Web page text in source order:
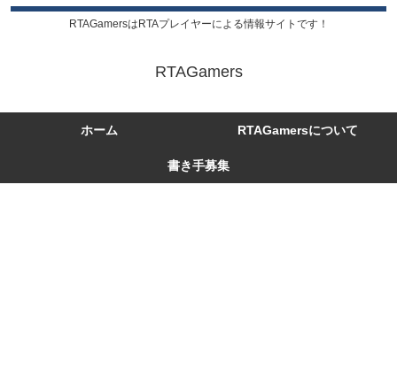
RTAGamersはRTAプレイヤーによる情報サイトです！
RTAGamers
ホーム RTAGamersについて
書き手募集